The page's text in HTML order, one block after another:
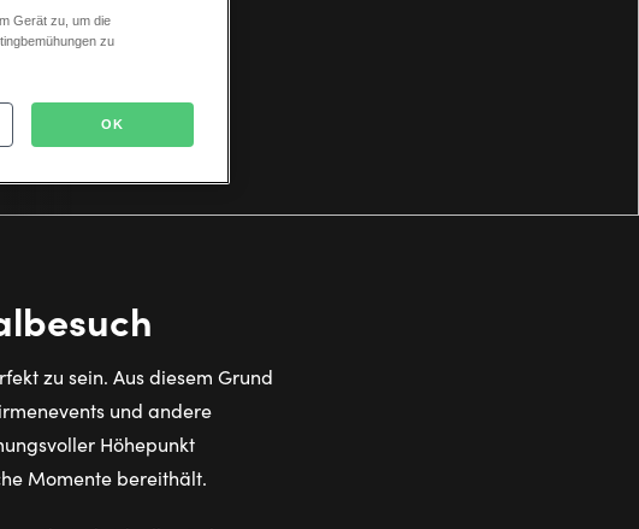
zu sein. Aus diesem Grund
und andere
Höhepunkt
Momente bereithält.
Gerät zu, um die
zu
OK